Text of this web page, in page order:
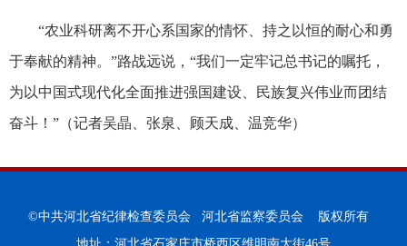
“农业科研离不开心系国家的情怀、持之以恒的耐心和勇
于奉献的精神。”路战远说，“我们一定牢记总书记的嘱托，
为以中国式现代化全面推进强国建设、民族复兴伟业而团结
奋斗！”（记者吴晶、张泉、顾天成、温竞华）
©中共河北省纪律检查委员会 河北省监察委员会 版权所有